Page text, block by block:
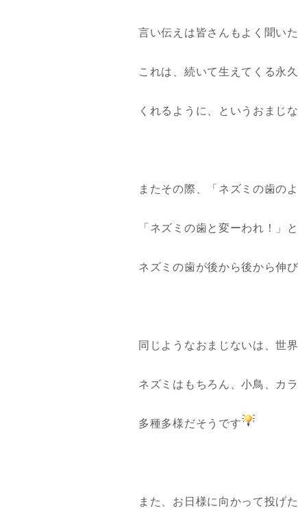
言い伝えは皆さんもよく聞い
これは、続いて生えてくる永
くれるように、というおまじ
またその際、「ネズミの歯の
「ネズミの歯と変ーわれ！」
ネズミの歯が後から後から伸
同じようなおまじないは、世
ネズミはもちろん、小鳥、カ
多種多様だそうです
また、お日様に向かって投げ